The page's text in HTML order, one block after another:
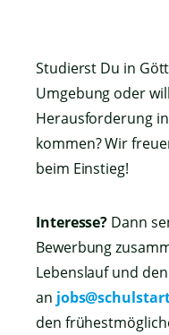
Studierst Du in
Umgebung oder
Herausforderung
kommen? Wir
beim Einstieg!
Interesse? Dann
Bewerbung
Lebenslauf und
an
den